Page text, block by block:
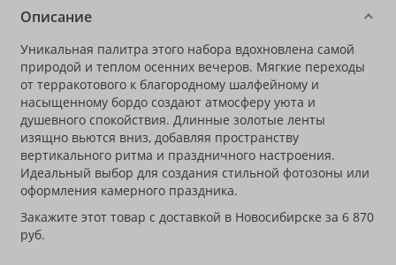
Описание
Уникальная палитра этого набора вдохновлена самой
природой и теплом осенних вечеров. Мягкие переходы
от терракотового к благородному шалфейному и
насыщенному бордо создают атмосферу уюта и
душевного спокойствия. Длинные золотые ленты
изящно вьются вниз, добавляя пространству
вертикального ритма и праздничного настроения.
Идеальный выбор для создания стильной фотозоны или
оформления камерного праздника.
Закажите этот товар с доставкой в Новосибирске за 6 870
руб.